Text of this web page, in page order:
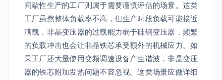
间歇性生产的工厂则属于需要谨慎评估的场景。这类
工厂虽然整体负载率不高，但生产时段负载可能接近
满载，非晶变压器的过载能力弱于硅钢变压器，频繁
的负载冲击也会让非晶铁芯承受额外的机械应力。如
果工厂还大量使用变频调速设备产生谐波，非晶变压
器的铁芯附加发热问题不容忽视。这类场景应做详细